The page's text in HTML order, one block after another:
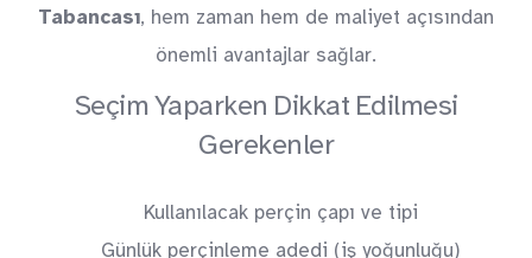
Tabancası, hem zaman hem de maliyet açısından
önemli avantajlar sağlar.
Seçim Yaparken Dikkat Edilmesi
Gerekenler
Kullanılacak perçin çapı ve tipi
Günlük perçinleme adedi (iş yoğunluğu)